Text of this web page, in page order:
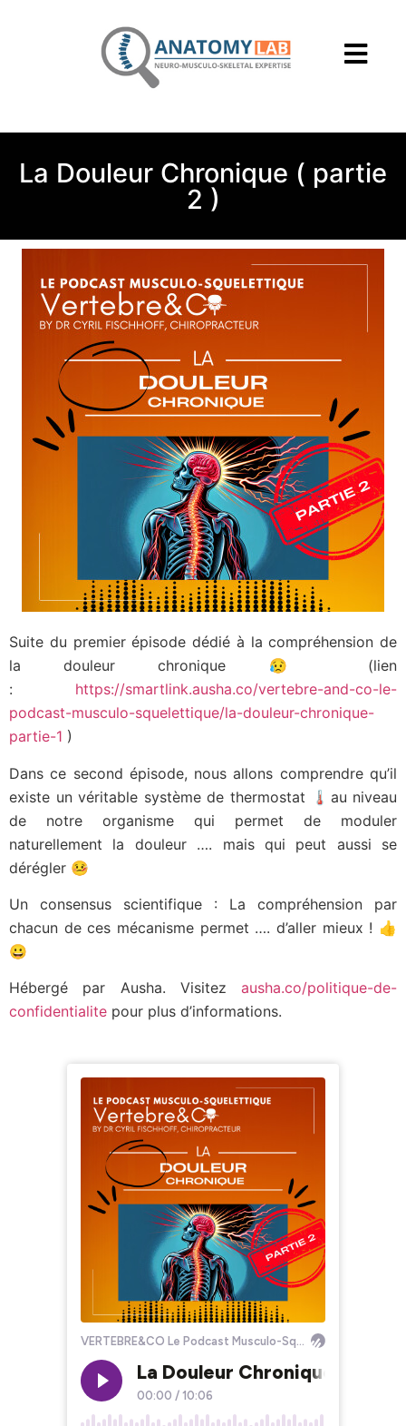
La Douleur Chronique ( partie
2 )
Suite du premier épisode dédié à la compréhension de
la douleur chronique 😥 (lien
: https://smartlink.ausha.co/vertebre-and-co-le-
podcast-musculo-squelettique/la-douleur-chronique-
partie-1 )
Dans ce second épisode, nous allons comprendre qu’il
existe un véritable système de thermostat 🌡️au niveau
de notre organisme qui permet de moduler
naturellement la douleur …. mais qui peut aussi se
dérégler 🤒
Un consensus scientifique : La compréhension par
chacun de ces mécanisme permet …. d’aller mieux ! 👍
😀
Hébergé par Ausha. Visitez ausha.co/politique-de-
confidentialite pour plus d’informations.